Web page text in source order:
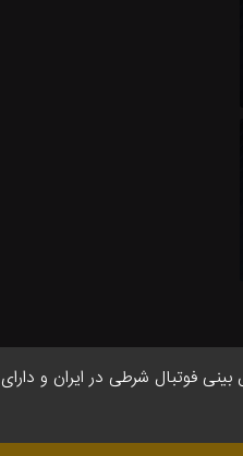
فوتبال شرطی در ایران و دارای